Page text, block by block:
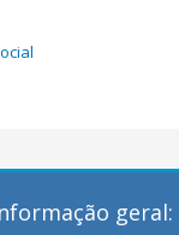
geral: